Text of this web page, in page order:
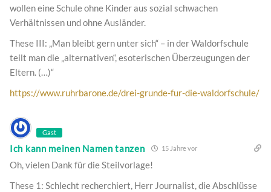
wollen eine Schule ohne Kinder aus sozial schwachen
Verhältnissen und ohne Ausländer.
These III: „Man bleibt gern unter sich“ – in der Waldorfschule
teilt man die „alternativen“, esoterischen Überzeugungen der
Eltern. (…)“
https://www.ruhrbarone.de/drei-grunde-fur-die-waldorfschule/
Gast
Ich kann meinen Namen tanzen 15 Jahre vor
Oh, vielen Dank für die Steilvorlage!
These 1: Schlecht recherchiert, Herr Journalist, die Abschlüsse